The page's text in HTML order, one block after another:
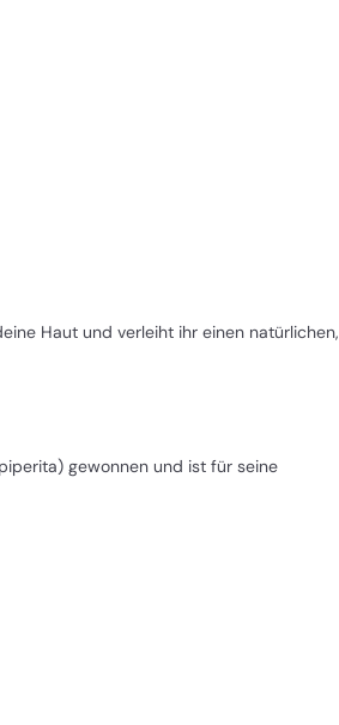
Haut und verleiht ihr einen natürlichen,
gewonnen und ist für seine